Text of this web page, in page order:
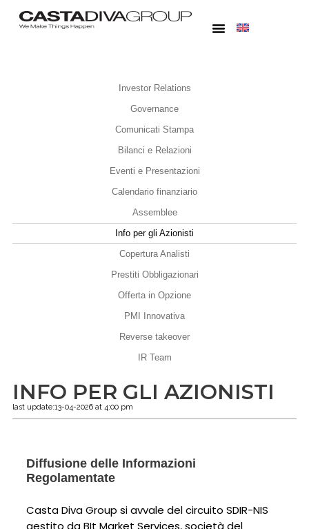
Investor Relations
Governance
Comunicati Stampa
Bilanci e Relazioni
Eventi e Presentazioni
Calendario finanziario
Assemblee
Info per gli Azionisti
Copertura Analisti
Prestiti Obbligazionari
Offerta in Opzione
PMI Innovativa
Reverse takeover
IR Team
INFO PER GLI AZIONISTI
last update:13-04-2026 at 4:00 pm
Diffusione delle Informazioni
Regolamentate
Casta Diva Group si avvale del circuito SDIR-NIS
gestito da BIt Market Services, società del